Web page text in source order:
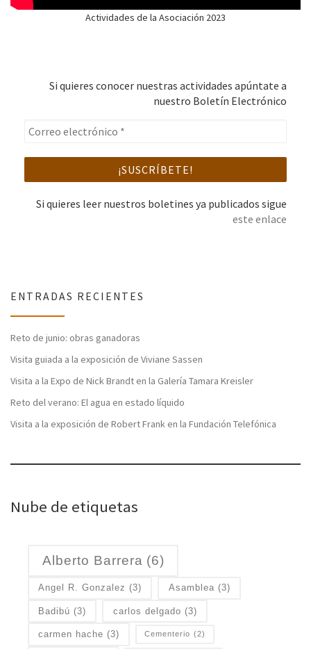
Actividades de la Asociación 2023
Si quieres conocer nuestras actividades apúntate a
nuestro Boletín Electrónico
Si quieres leer nuestros boletines ya publicados sigue
este enlace
ENTRADAS RECIENTES
Reto de junio: obras ganadoras
Visita guiada a la exposición de Viviane Sassen
Visita a la Expo de Nick Brandt en la Galería Tamara Kreisler
Reto del verano: El agua en estado líquido
Visita a la exposición de Robert Frank en la Fundación Telefónica
Nube de etiquetas
Alberto Barrera (6)
Angel R. Gonzalez (3) Asamblea (3)
Badibú (3) carlos delgado (3)
carmen hache (3) Cementerio (2)